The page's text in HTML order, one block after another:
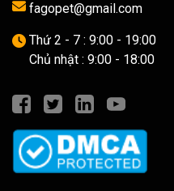
fagopet@gmail.com
Thứ 2 - 7 : 9:00 - 19:00
Chủ nhật : 9:00 - 18:00